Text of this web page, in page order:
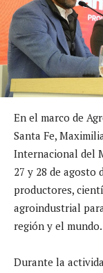
En el marco de
Santa Fe,
Internacional del
27 y 28 de agosto
productores,
agroindustrial
región y el mundo.
Durante la